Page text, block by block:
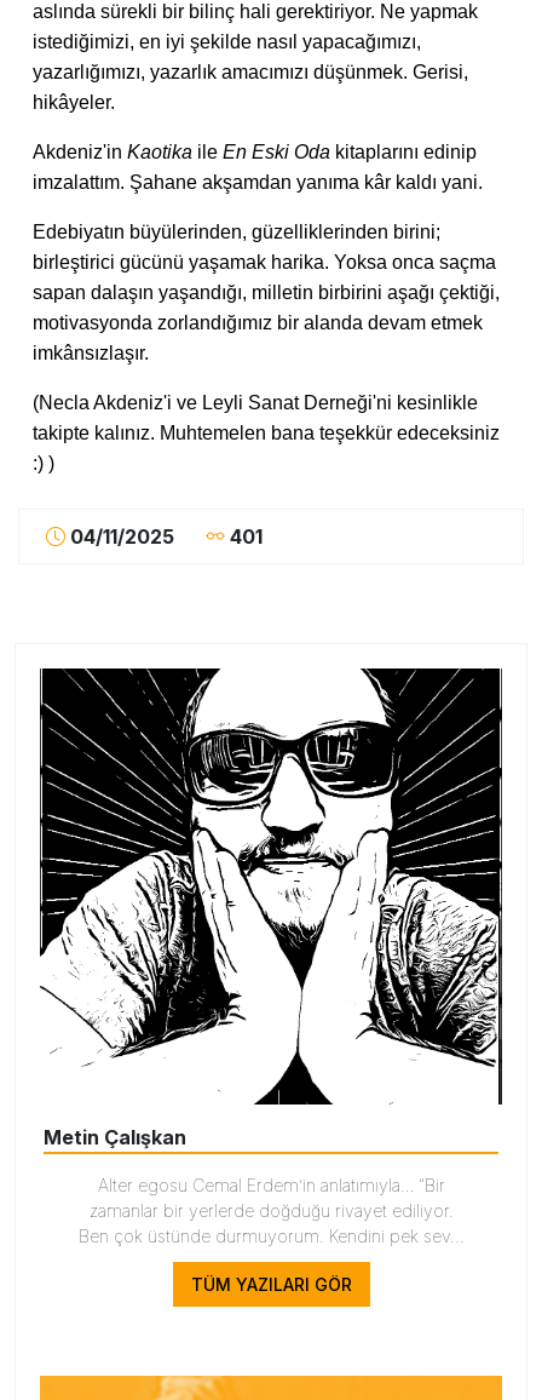
aslında sürekli bir bilinç hali gerektiriyor. Ne yapmak
istediğimizi, en iyi şekilde nasıl yapacağımızı,
yazarlığımızı, yazarlık amacımızı düşünmek. Gerisi,
hikâyeler.
Akdeniz'in Kaotika ile En Eski Oda kitaplarını edinip
imzalattım. Şahane akşamdan yanıma kâr kaldı yani.
Edebiyatın büyülerinden, güzelliklerinden birini;
birleştirici gücünü yaşamak harika. Yoksa onca saçma
sapan dalaşın yaşandığı, milletin birbirini aşağı çektiği,
motivasyonda zorlandığımız bir alanda devam etmek
imkânsızlaşır.
(Necla Akdeniz'i ve Leyli Sanat Derneği'ni kesinlikle
takipte kalınız. Muhtemelen bana teşekkür edeceksiniz
:) )
04/11/2025 401
Metin Çalışkan
Alter egosu Cemal Erdem’in anlatımıyla… “Bir
zamanlar bir yerlerde doğduğu rivayet ediliyor.
Ben çok üstünde durmuyorum. Kendini pek sev...
TÜM YAZILARI GÖR